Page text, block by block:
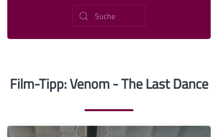
Film-Tipp: Venom - The Last Dance